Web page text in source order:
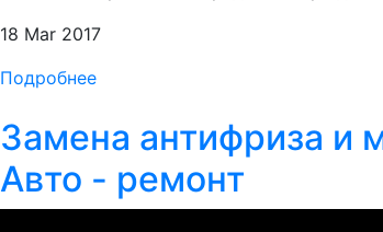
18 Mar 2017
Подробнее
Замена антифриза и
Авто - ремонт